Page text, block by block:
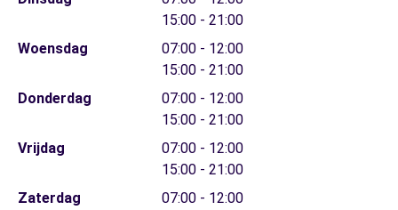
15:00 - 21:00
Woensdag
07:00 - 12:00
15:00 - 21:00
Donderdag
07:00 - 12:00
15:00 - 21:00
Vrijdag
07:00 - 12:00
15:00 - 21:00
Zaterdag
07:00 - 12:00